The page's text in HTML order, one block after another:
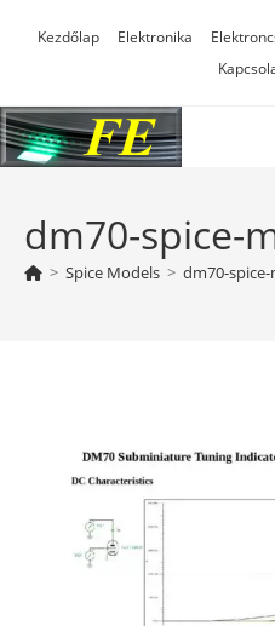
Kezdőlap Elektronika
dm70-spice-
> Spice Models > dm70-